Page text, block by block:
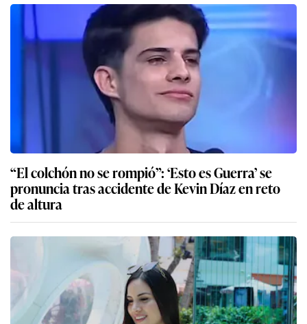
“El colchón no se rompió”: ‘Esto es Guerra’ se
pronuncia tras accidente de Kevin Díaz en reto
de altura